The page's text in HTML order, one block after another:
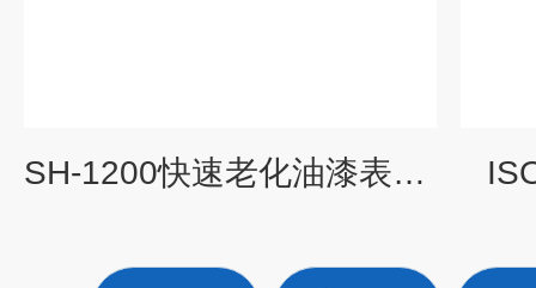
SH-1200快速老化油漆表面处理的盐雾试验箱